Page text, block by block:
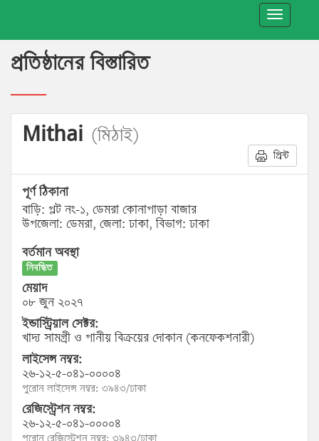
Toggle
প্রতিষ্ঠানের বিস্তারিত
Mithai (মিঠাই)
প্রিন্ট
পূর্ণ ঠিকানা
বাড়ি: প্লট নং-১, ডেমরা কোনাপাড়া বাজার
উপজেলা: ডেমরা, জেলা: ঢাকা, বিভাগ: ঢাকা
বর্তমান অবস্থা
নিবন্ধিত
মেয়াদ
০৮ জুন ২০২৭
ইন্ডাস্ট্রিয়াল সেক্টর:
খাদ্য সামগ্রী ও পানীয় বিক্রয়ের দোকান (কনফেকশনারী)
লাইসেন্স নম্বর:
২৬-১২-৫-০৪১-০০০০৪
পুরোন লাইসেন্স নম্বর: ৩৯৪৩/ঢাকা
রেজিস্ট্রেশন নম্বর:
২৬-১২-৫-০৪১-০০০০৪
পুরোন রেজিস্ট্রেশন নম্বর: ৩৯৪৩/ঢাকা